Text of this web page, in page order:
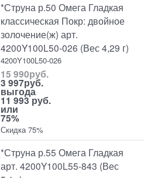
*Струна р.50 Омега Гладкая
классическая Покр: двойное
золочение(ж) арт.
4200Y100L50-026 (Вес 4,29 г)
4200Y100L50-026
15 990руб.
3 997руб.
выгода
11 993 руб.
или
75%
Скидка 75%
*Струна р.55 Омега Гладкая
арт. 4200Y100L55-843 (Вес